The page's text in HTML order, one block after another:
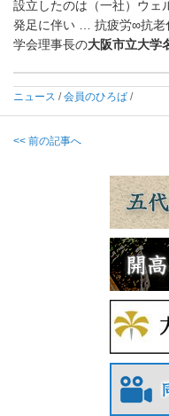
設立したのは（一社）ウェ
発足に伴い … 抗疲労∞抗老
学会理事長の大阪市立大学
ニュース /会員のひろば /
<< 前の記事へ